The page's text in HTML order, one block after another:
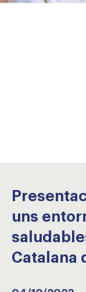
uns
Catalana